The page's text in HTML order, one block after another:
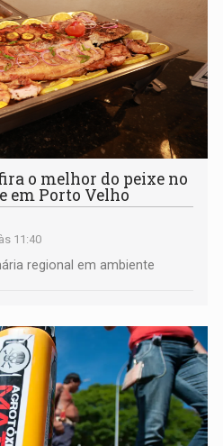
o melhor do peixe no
em Porto Velho
11:40
regional em ambiente